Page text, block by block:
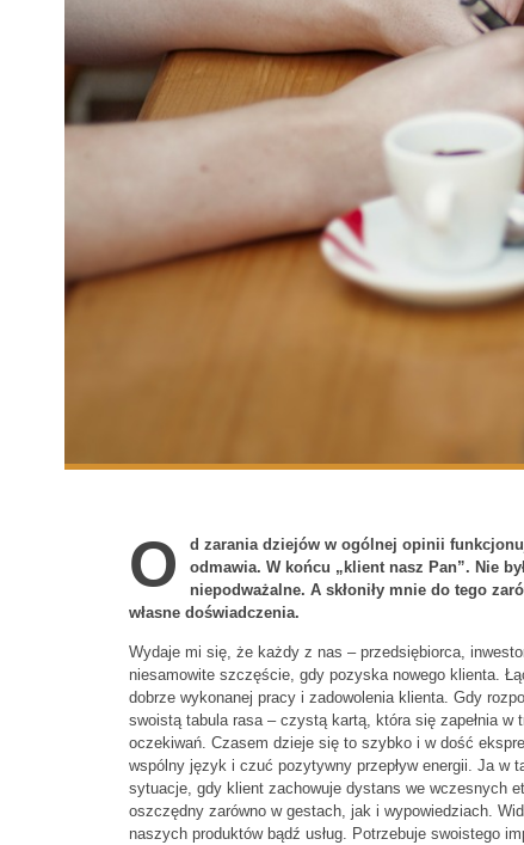
O
d zarania dziejów w ogólnej opinii
odmawia. W końcu „klient nasz Pan”. Nie
niepodważalne. A skłoniły mnie do tego
własne doświadczenia.
Wydaje mi się, że każdy z nas – przedsiębiorca,
niesamowite szczęście, gdy pozyska nowego klienta.
dobrze wykonanej pracy i zadowolenia klienta. Gdy
swoistą tabula rasa – czystą kartą, która się zapełnia
oczekiwań. Czasem dzieje się to szybko i w dość
wspólny język i czuć pozytywny przepływ energii. Ja
sytuacje, gdy klient zachowuje dystans we wczesnych
oszczędny zarówno w gestach, jak i wypowiedziach.
naszych produktów bądź usług. Potrzebuje swoistego